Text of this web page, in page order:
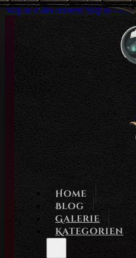
Skip to main content Skip to footer
Home
Blog
Galerie
Kategorien